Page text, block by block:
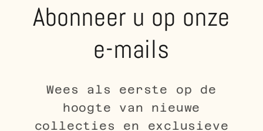
Abonneer u op onze
e-mails
Wees als eerste op de
hoogte van nieuwe
collecties en exclusieve